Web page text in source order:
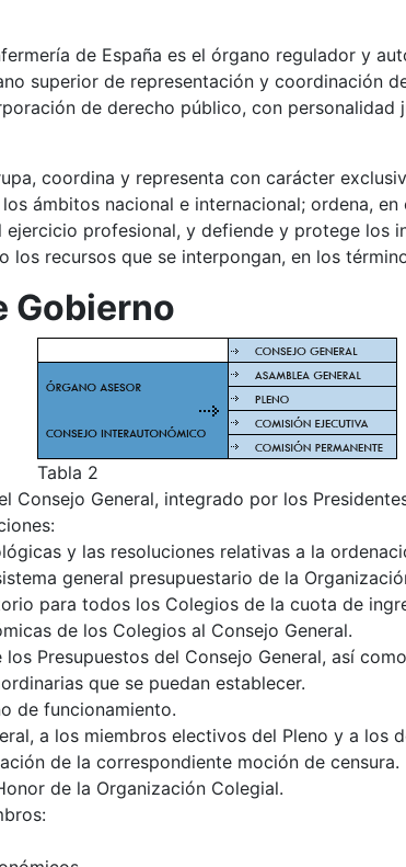
de España es el órgano regulador y
superior de representación y coordinación
de derecho público, con personalidad
coordina y representa con carácter
ámbitos nacional e internacional; ordena,
profesional, y defiende y protege los
recursos que se interpongan, en los
Gobierno
Tabla 2
Consejo General, integrado por los
y las resoluciones relativas a la
general presupuestario de la
para todos los Colegios de la cuota de
de los Colegios al Consejo General.
Presupuestos del Consejo General, así
que se puedan establecer.
de funcionamiento.
a los miembros electivos del Pleno y a los
de la correspondiente moción de censura.
de la Organización Colegial.